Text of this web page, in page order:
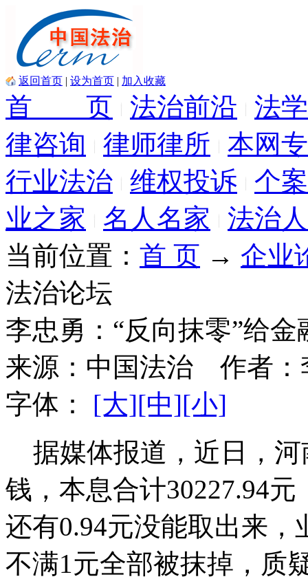
返回首页 | 设为首页 | 加入收藏
首 页 法治前沿
法
律咨询
律师律所
本网
行业法治 维权投诉
个
业之家
名人名家
法治
当前位置： 首 页 → 企业
法治论坛
李忠勇：“反向抹零”给
来源： 中国法治 作者：
字体： [大][中][小]
据媒体报道，近日，河
钱，本息合计30227.94
还有0.94元没能取出来
不满1元全部被抹掉，质